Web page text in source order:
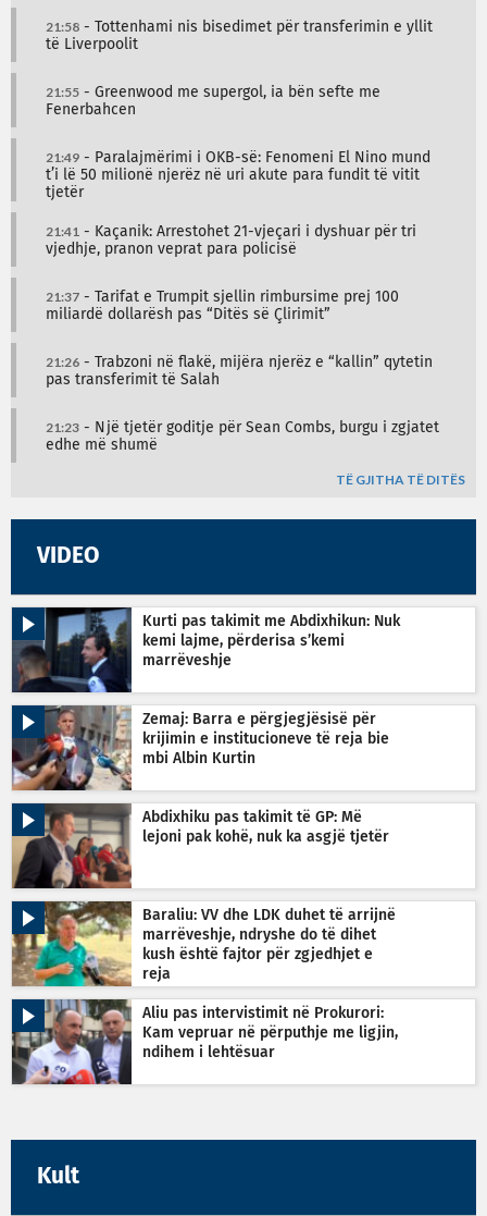
21:58 - Tottenhami nis bisedimet për transferimin e yllit
të Liverpoolit
21:55 - Greenwood me supergol, ia bën sefte me
Fenerbahcen
21:49 - Paralajmërimi i OKB-së: Fenomeni El Nino mund
t’i lë 50 milionë njerëz në uri akute para fundit të vitit
tjetër
21:41 - Kaçanik: Arrestohet 21-vjeçari i dyshuar për tri
vjedhje, pranon veprat para policisë
21:37 - Tarifat e Trumpit sjellin rimbursime prej 100
miliardë dollarësh pas “Ditës së Çlirimit”
21:26 - Trabzoni në flakë, mijëra njerëz e “kallin” qytetin
pas transferimit të Salah
21:23 - Një tjetër goditje për Sean Combs, burgu i zgjatet
edhe më shumë
TË GJITHA TË DITËS
VIDEO
Kurti pas takimit me Abdixhikun: Nuk
kemi lajme, përderisa s’kemi
marrëveshje
Zemaj: Barra e përgjegjësisë për
krijimin e institucioneve të reja bie
mbi Albin Kurtin
Abdixhiku pas takimit të GP: Më
lejoni pak kohë, nuk ka asgjë tjetër
Baraliu: VV dhe LDK duhet të arrijnë
marrëveshje, ndryshe do të dihet
kush është fajtor për zgjedhjet e
reja
Aliu pas intervistimit në Prokurori:
Kam vepruar në përputhje me ligjin,
ndihem i lehtësuar
Kult